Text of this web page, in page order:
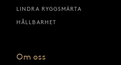
LINDRA RYGGSMÄRTA
HÅLLBARHET
Om oss